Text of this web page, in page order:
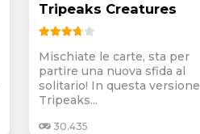
Tripeaks Creatures
Mischiate le carte, sta per
partire una nuova sfida al
solitario! In questa versione
Tripeaks...
30.435